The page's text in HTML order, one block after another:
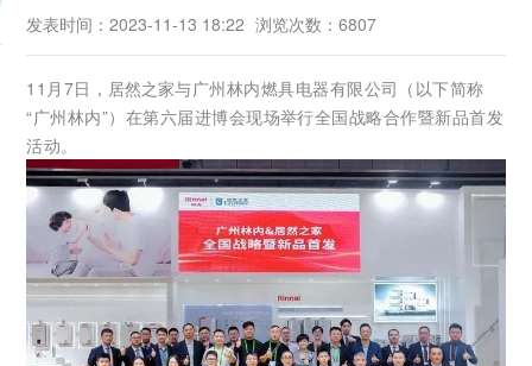
发表时间：2023-11-13 18:22 浏览次数：6807
11月7日， 居然之家与广州林内燃具电器有限公司（以下简称
“广州林内”）在第六届进博会现场举行全国战略合作暨新品首发
活动。